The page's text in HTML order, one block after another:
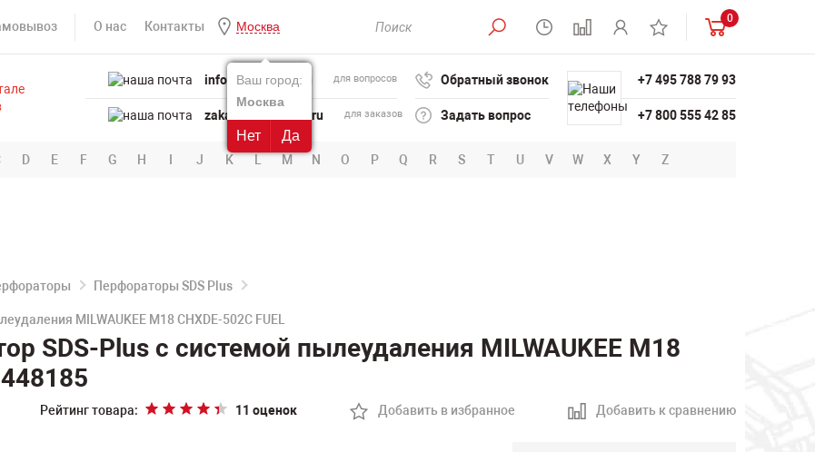
О нас Контакты Москва
Ваш город:
Москва
Нет Да
0
info@powertool.ru для вопросов
zakaz@powertool.ru для заказов
Обратный звонок
Задать вопрос
+7 495 788 79 93
+7 800 555 42 85
D E F G H I J K L M N O P Q R S T U V W X Y Z
Перфораторы SDS Plus
MILWAUKEE M18 CHXDE-502C FUEL
SDS-Plus с системой пылеудаления MILWAUKEE M18
Рейтинг товара: 11 оценок Добавить в избранное Добавить к сравнению